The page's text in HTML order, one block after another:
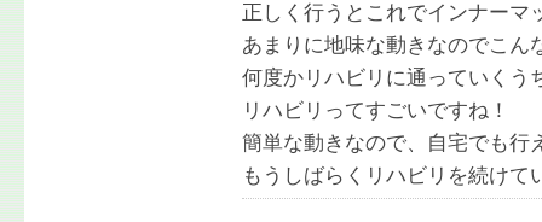
正しく行うとこれでインナーマ
あまりに地味な動きなのでこん
何度かリハビリに通っていくう
リハビリってすごいですね！
簡単な動きなので、自宅でも行
もうしばらくリハビリを続けて